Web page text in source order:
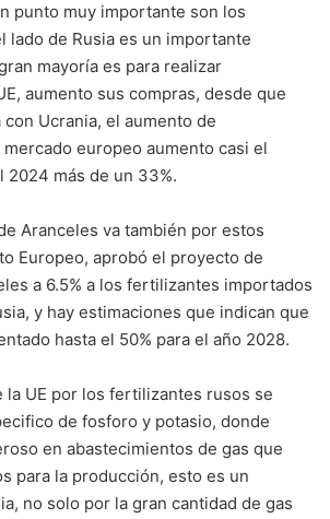
punto muy importante son los
lado de Rusia es un importante
mayoría es para realizar
aumento sus compras, desde que
Ucrania, el aumento de
europeo aumento casi el
2024 más de un 33%.
Aranceles va también por estos
Europeo, aprobó el proyecto de
a 6.5% a los fertilizantes importados
y hay estimaciones que indican que
hasta el 50% para el año 2028.
la UE por los fertilizantes rusos se
de fosforo y potasio, donde
en abastecimientos de gas que
para la producción, esto es un
no solo por la gran cantidad de gas